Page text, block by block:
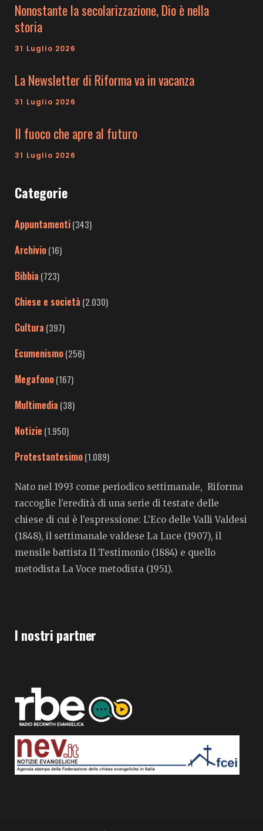
Nonostante la secolarizzazione, Dio è nella
storia
31 Luglio 2026
La Newsletter di Riforma va in vacanza
31 Luglio 2026
Il fuoco che apre al futuro
31 Luglio 2026
Categorie
Appuntamenti(343)
Archivio(16)
Bibbia (723)
Chiese e società (2.030)
Cultura (397)
Ecumenismo(256)
Megafono(167)
Multimedia (38)
Notizie (1.950)
Protestantesimo(1.089)
Nato nel 1993 come periodico settimanale, Riforma
raccoglie l’eredità di una serie di testate delle
chiese di cui è l’espressione: L’Eco delle Valli Valdesi
(1848), il settimanale valdese La Luce (1907), il
mensile battista Il Testimonio (1884) e quello
metodista La Voce metodista (1951).
I nostri partner